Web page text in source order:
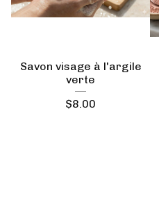
Savon visage à l'argile
verte
$8.00